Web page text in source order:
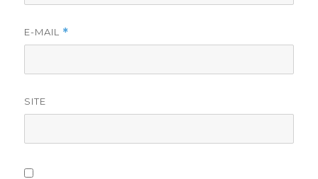
E-MAIL *
SITE